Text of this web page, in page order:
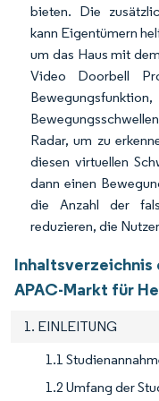
bieten. Die
kann Eigentümern
um das Haus mit
Video Doorbell
Radar, um zu
diesen virtuellen
dann einen
die Anzahl der
reduzieren, die
Inhaltsverzeichnis
APAC-Markt für
1. EINLEITUNG
1.1
1.2 Umfang der